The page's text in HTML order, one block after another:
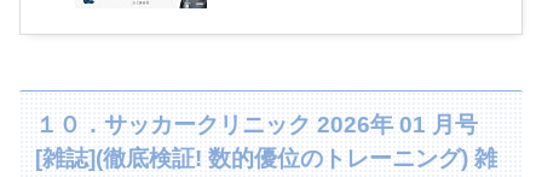
１０．サッカークリニック 2026年 01 月号
[雑誌](徹底検証! 数的優位のトレーニング)雑